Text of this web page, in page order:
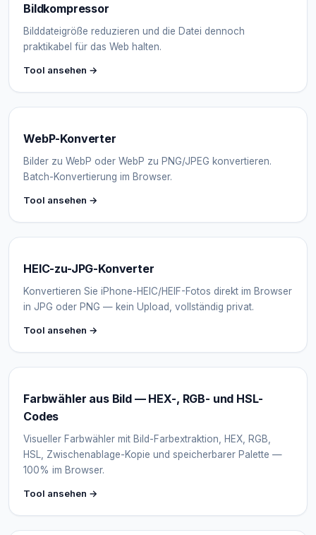
Bildkompressor
Bilddateigröße reduzieren und die Datei dennoch
praktikabel für das Web halten.
Tool ansehen →
WebP-Konverter
Bilder zu WebP oder WebP zu PNG/JPEG konvertieren.
Batch-Konvertierung im Browser.
Tool ansehen →
HEIC-zu-JPG-Konverter
Konvertieren Sie iPhone-HEIC/HEIF-Fotos direkt im Browser
in JPG oder PNG — kein Upload, vollständig privat.
Tool ansehen →
Farbwähler aus Bild — HEX-, RGB- und HSL-
Codes
Visueller Farbwähler mit Bild-Farbextraktion, HEX, RGB,
HSL, Zwischenablage-Kopie und speicherbarer Palette —
100% im Browser.
Tool ansehen →